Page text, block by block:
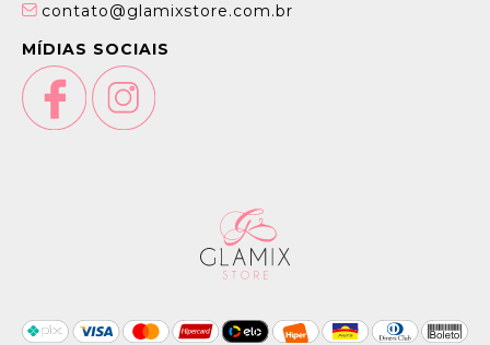
contato@glamixstore.com.br
MÍDIAS SOCIAIS